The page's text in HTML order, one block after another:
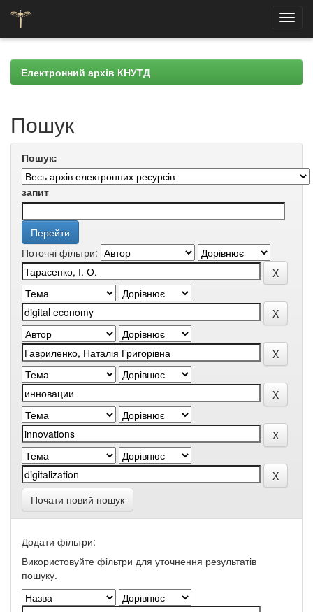
navigationЕлектронний архів КНУТД
Пошук
Пошук:
запит
Поточні фільтри:
Почати новий пошук
Додати фільтри:
Використовуйте фільтри для уточнення результатів
пошуку.